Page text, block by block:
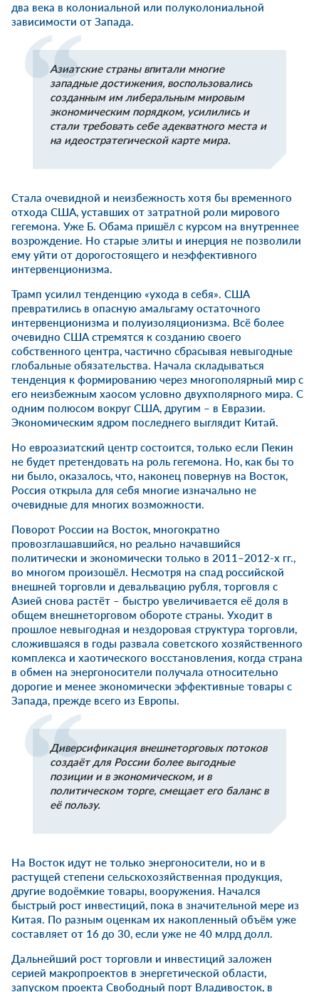
два века в колониальной или полуколониальной
зависимости от Запада.
Азиатские страны впитали многие
западные достижения, воспользовались
созданным им либеральным мировым
экономическим порядком, усилились и
стали требовать себе адекватного места и
на идеостратегической карте мира.
Стала очевидной и неизбежность хотя бы временного
отхода США, уставших от затратной роли мирового
гегемона. Уже Б. Обама пришёл с курсом на внутреннее
возрождение. Но старые элиты и инерция не позволили
ему уйти от дорогостоящего и неэффективного
интервенционизма.
Трамп усилил тенденцию «ухода в себя». США
превратились в опасную амальгаму остаточного
интервенционизма и полуизоляционизма. Всё более
очевидно США стремятся к созданию своего
собственного центра, частично сбрасывая невыгодные
глобальные обязательства. Начала складываться
тенденция к формированию через многополярный мир с
его неизбежным хаосом условно двухполярного мира. С
одним полюсом вокруг США, другим – в Евразии.
Экономическим ядром последнего выглядит Китай.
Но евроазиатский центр состоится, только если Пекин
не будет претендовать на роль гегемона. Но, как бы то
ни было, оказалось, что, наконец повернув на Восток,
Россия открыла для себя многие изначально не
очевидные для многих возможности.
Поворот России на Восток, многократно
провозглашавшийся, но реально начавшийся
политически и экономически только в 2011–2012-х гг.,
во многом произошёл. Несмотря на спад российской
внешней торговли и девальвацию рубля, торговля с
Азией снова растёт – быстро увеличивается её доля в
общем внешнеторговом обороте страны. Уходит в
прошлое невыгодная и нездоровая структура торговли,
сложившаяся в годы развала советского хозяйственного
комплекса и хаотического восстановления, когда страна
в обмен на энергоносители получала относительно
дорогие и менее экономически эффективные товары с
Запада, прежде всего из Европы.
Диверсификация внешнеторговых потоков
создаёт для России более выгодные
позиции и в экономическом, и в
политическом торге, смещает его баланс в
её пользу.
На Восток идут не только энергоносители, но и в
растущей степени сельскохозяйственная продукция,
другие водоёмкие товары, вооружения. Начался
быстрый рост инвестиций, пока в значительной мере из
Китая. По разным оценкам их накопленный объём уже
составляет от 16 до 30, если уже не 40 млрд долл.
Дальнейший рост торговли и инвестиций заложен
серией макропроектов в энергетической области,
запуском проекта Свободный порт Владивосток, в